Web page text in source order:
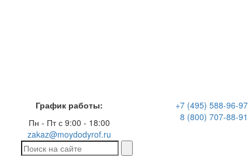
График работы:
Пн - Пт с 9:00 - 18:00
zakaz@moydodyrof.ru
+7 (495) 588-96-97
8 (800) 707-88-91